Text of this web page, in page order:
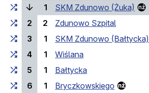
1
SKM Zdunowo (Żuka)
2
2
Zdunowo Szpital
3
1
SKM Zdunowo (Bałtycka)
4
1
Wiślana
5
1
Bałtycka
6
1
Bryczkowskiego